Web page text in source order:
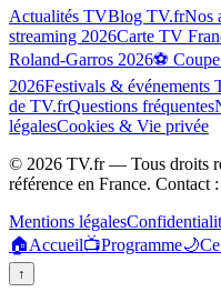
Actualités TVBlog TV.frNos
streaming 2026Carte TV
Roland-Garros 2026⚽
2026Festivals & événements
de TV.frQuestions fréquentes
légalesCookies & Vie privée
© 2026 TV.fr — Tous droits
référence en France. Contact :
Mentions légales
🏠Accueil📺Programme🌙
↑